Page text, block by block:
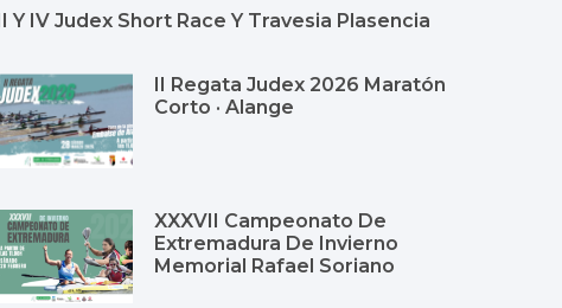
III Y IV Judex Short Race Y Travesia Plasencia
II Regata Judex 2026 Maratón
Corto · Alange
XXXVII Campeonato De
Extremadura De Invierno
Memorial Rafael Soriano